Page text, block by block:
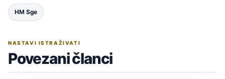
HM Sge
NASTAVI ISTRAŽIVATI
Povezani članci